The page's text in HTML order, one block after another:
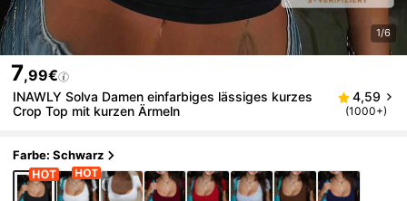
1/6
7,99€
INAWLY Solva Damen einfarbiges lässiges kurzes
Crop Top mit kurzen Ärmeln
4,59
(1000+)
Farbe: Schwarz